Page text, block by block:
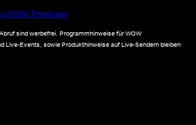
WOW Premium
sind werbefrei. Programmhinweise für WOW
Live-Events, sowie Produkthinweise auf Live-Sendern bleiben